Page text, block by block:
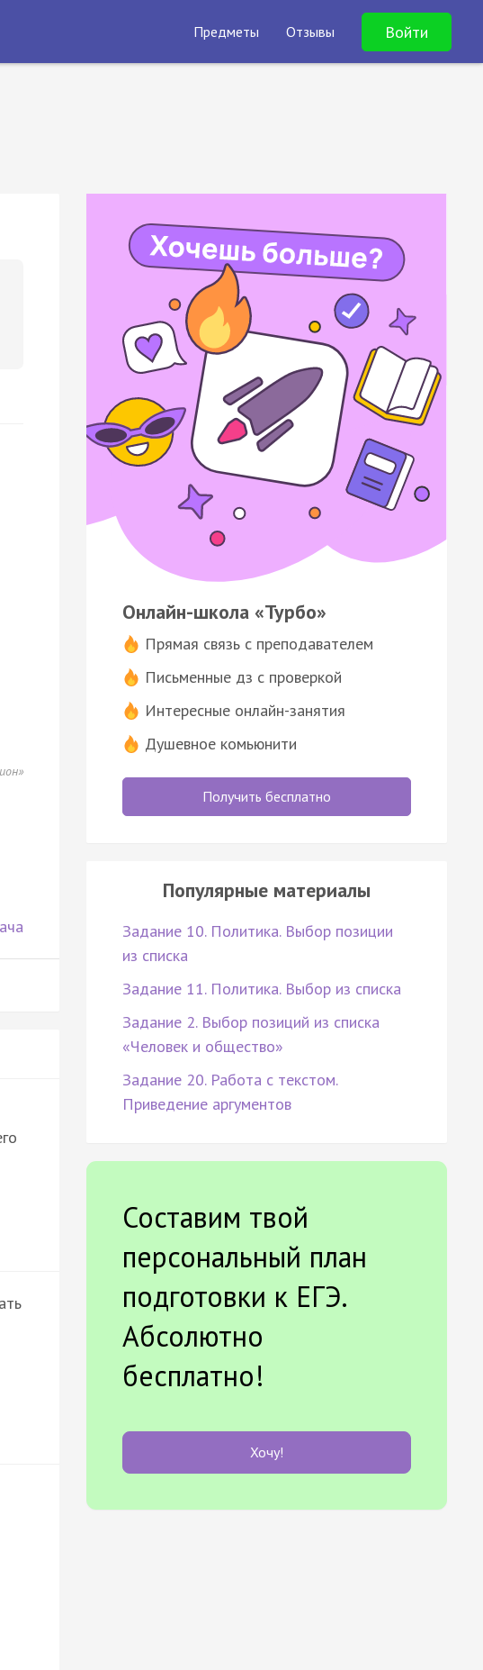
Предметы Отзывы Войти
Онлайн-школа «Турбо»
Прямая связь с преподавателем
Письменные дз с проверкой
Интересные онлайн-занятия
Душевное комьюнити
Получить бесплатно
Популярные материалы
Задание 10. Политика. Выбор позиции
из списка
Задание 11. Политика. Выбор из списка
Задание 2. Выбор позиций из списка
«Человек и общество»
Задание 20. Работа с текстом.
Приведение аргументов
Составим твой
персональный план
подготовки к ЕГЭ.
Абсолютно
бесплатно!
Хочу!